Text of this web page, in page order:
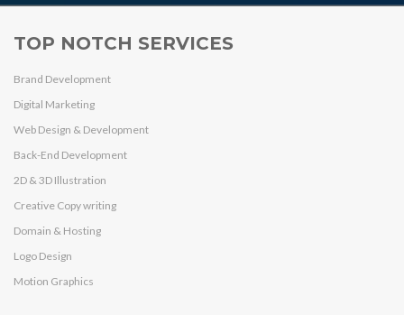
TOP NOTCH SERVICES
Brand Development
Digital Marketing
Web Design & Development
Back-End Development
2D & 3D Illustration
Creative Copy writing
Domain & Hosting
Logo Design
Motion Graphics